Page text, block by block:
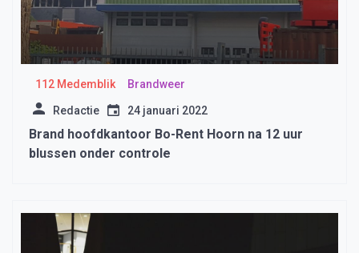
112 Medemblik Brandweer
Redactie 24 januari 2022
Brand hoofdkantoor Bo-Rent Hoorn na 12 uur
blussen onder controle